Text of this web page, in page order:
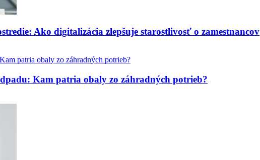
Ako digitalizácia zlepšuje starostlivosť o zamestnancov
Kam patria obaly zo záhradných potrieb?